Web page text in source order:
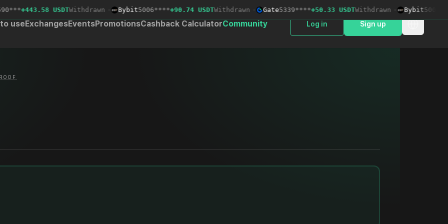
+443.58 USDTWithdrawn · Bybit5006****+90.74 USDTWithdrawn · Gate5339****+50.33 USDTWithdrawn · Bybit5006****
useExchangesEventsPromotionsCashback CalculatorCommunity Log in Sign up